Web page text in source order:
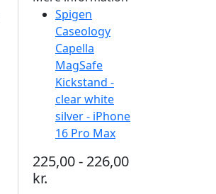
Spigen
Caseology
Capella
MagSafe
Kickstand -
clear white
silver - iPhone
16 Pro Max
225,00 - 226,00
kr.